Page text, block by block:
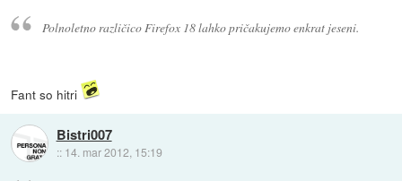
Polnoletno različico Firefox 18 lahko pričakujemo enkrat jeseni.
Fant so hitri
Bistri007
:: 14. mar 2012, 15:19